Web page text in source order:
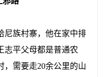
族村寨，他在家中排
志平父母都是普通农
，需要走20余公里的山